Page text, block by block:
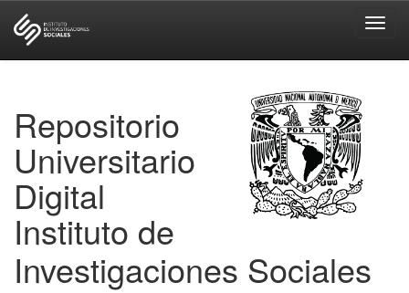
Repositorio
Universitario
Digital
Instituto de
Investigaciones Sociales